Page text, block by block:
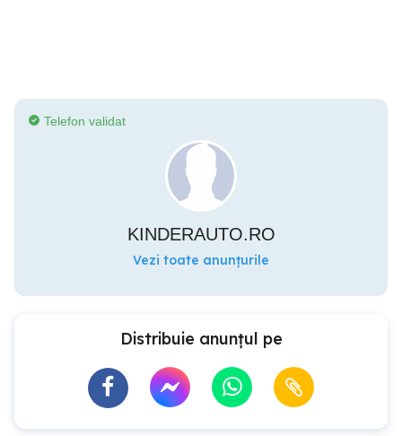
Telefon validat
KINDERAUTO.RO
Vezi toate anunțurile
Distribuie anunțul pe